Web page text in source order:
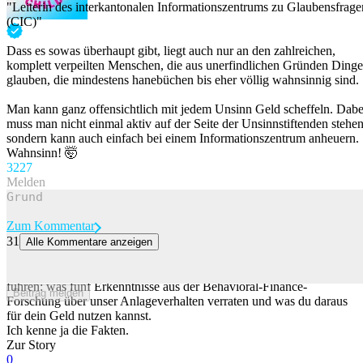
"Leiterin des interkantonalen Informationszentrums zu
(CIC)"
Dass es sowas überhaupt gibt, liegt auch nur an den zahlreichen,
komplett verpeilten Menschen, die aus unerfindlichen Gründen Dinge
glauben, die mindestens hanebüchen bis eher völlig wahnsinnig sind.
Man kann ganz offensichtlich mit jedem Unsinn Geld scheffeln.
muss man nicht einmal aktiv auf der Seite der Unsinnstiftenden
sondern kann auch einfach bei einem Informationszentrum anheuern.
Wahnsinn! 🤯
3227
Melden
Beitrag melden
Zum Kommentar
31
Alle Kommentare anzeigen
führen: was fünf Erkenntnisse aus der Behavioral-Finance-
Forschung über unser Anlageverhalten verraten und was du daraus
für dein Geld nutzen kannst.
Ich kenne ja die Fakten.
Zur Story
0